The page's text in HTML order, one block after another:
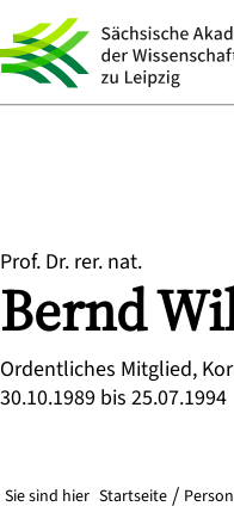
Prof. Dr. rer. nat.
Bernd
Ordentliches Mitglied,
30.10.1989 bis 25.07.1994
Sie sind hier Startseite